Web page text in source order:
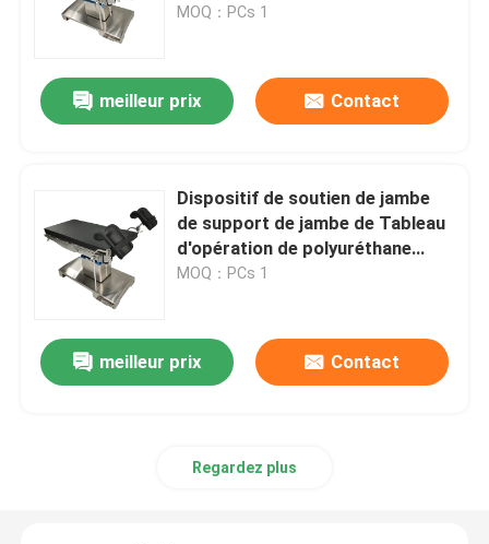
jambe pour l'usage médical
MOQ：PCs 1
meilleur prix Contact
Dispositif de soutien de jambe
de support de jambe de Tableau
d'opération de polyuréthane
pour l'Arthroscopy de genou
MOQ：PCs 1
meilleur prix Contact
Regardez plus